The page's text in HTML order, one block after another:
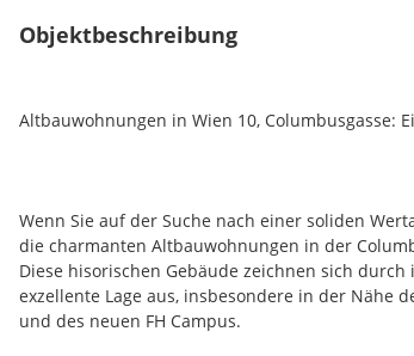
Objektbeschreibung
Altbauwohnungen in Wien 10, Columbusgasse:
Wenn Sie auf der Suche nach einer soliden
die charmanten Altbauwohnungen in der
Diese hisorischen Gebäude zeichnen sich
exzellente Lage aus, insbesondere in der Nähe
und des neuen FH Campus.